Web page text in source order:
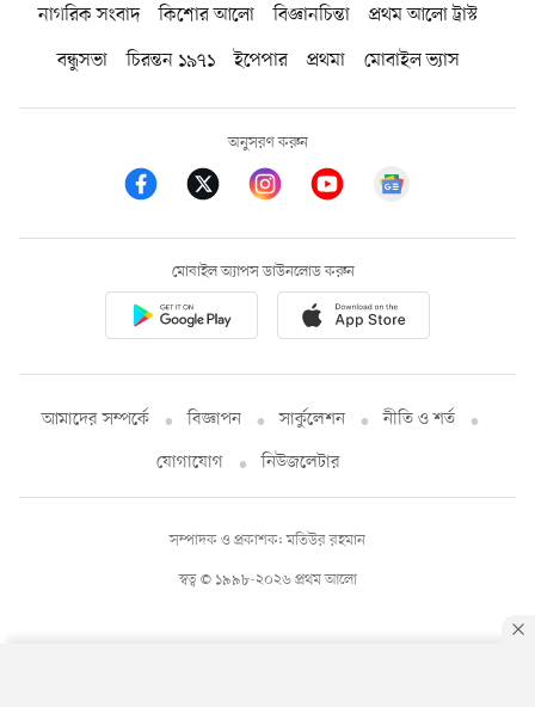
নাগরিক সংবাদ কিশোর আলো বিজ্ঞানচিন্তা
প্রথম আলো ট্রাস্ট
বন্ধুসভা
চিরন্তন ১৯৭১ ইপেপার প্রথমা মোবাইল ভ্যাস
অনুসরণ করুন
মোবাইল অ্যাপস ডাউনলোড করুন
আমাদের সম্পর্কে বিজ্ঞাপন সার্কুলেশন
নীতি ও শর্ত
যোগাযোগ
নিউজলেটার
স্বত্ব © ১৯৯৮-২০২৬ প্রথম আলো
সম্পাদক ও প্রকাশক: মতিউর রহমান